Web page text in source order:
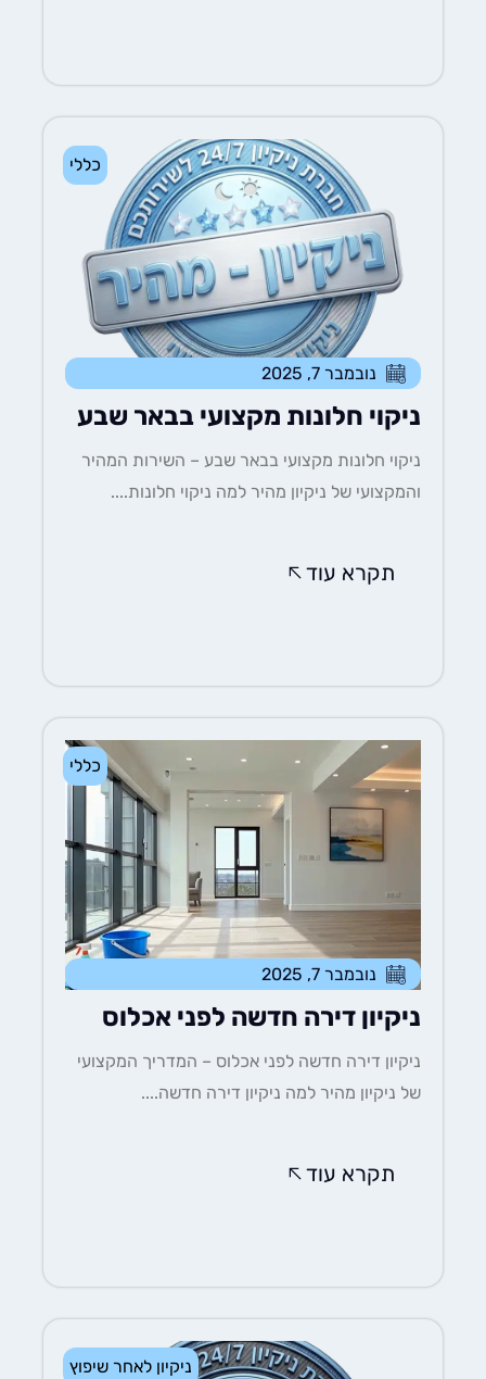
כללי
נובמבר 7, 2025
ניקוי חלונות מקצועי בבאר שבע
ניקוי חלונות מקצועי בבאר שבע – השירות המהיר
והמקצועי של ניקיון מהיר למה ניקוי חלונות....
תקרא עוד
נובמבר 7, 2025
ניקיון דירה חדשה לפני אכלוס
ניקיון דירה חדשה לפני אכלוס – המדריך המקצועי
של ניקיון מהיר למה ניקיון דירה חדשה....
תקרא עוד
ניקיון לאחר שיפוץ